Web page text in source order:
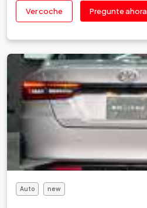
Ver coche Pregunte ahora
Auto new